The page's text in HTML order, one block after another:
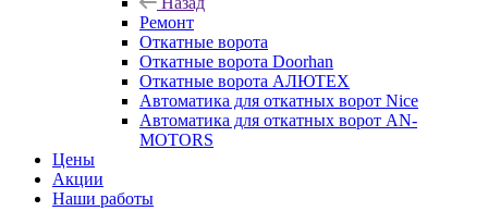
Ремонт
Откатные ворота
Откатные ворота Doorhan
Откатные ворота АЛЮТЕХ
Автоматика для откатных ворот Nice
Автоматика для откатных ворот AN-
MOTORS
Цены
Акции
Наши работы